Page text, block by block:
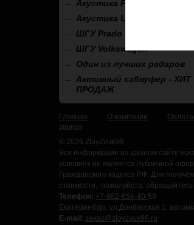
Акустика Pride
Акустика Ural Sound
ШГУ Prado 120, 150
ШГУ Volkswagen
Один из лучших радаров
Активный сабвуфер - ХИТ
ПРОДАЖ
Главная О компании Оплата
звонок
© 2026 ZloyZvuk96
Вся информация на данном сайте
условиях не является публичной
Гражданского кодекса РФ. Для
стоимости, пожалуйста,
Телефон: +7-982-654-40-59
Екатеринбург, ул.Донбасская 1,
E-mail: zakaz@zloyzvuk96.ru